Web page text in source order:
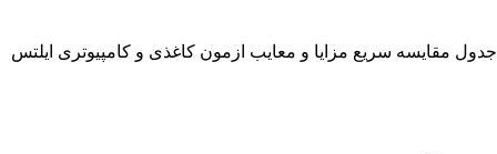
جدول مقایسه سریع مزایا و معایب ازمون کاغذی و کامپیوتری ایلتس